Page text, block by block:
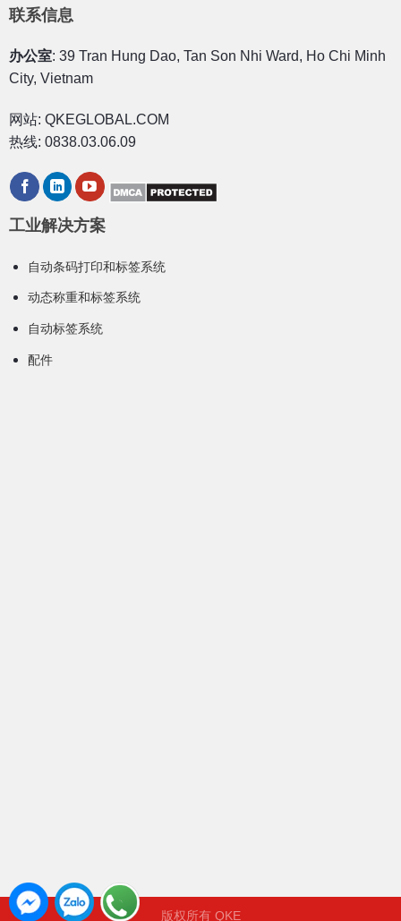
联系信息
办公室: 39 Tran Hung Dao, Tan Son Nhi Ward, Ho Chi Minh
City, Vietnam
网站: QKEGLOBAL.COM
热线: 0838.03.06.09
工业解决方案
自动条码打印和标签系统
动态称重和标签系统
自动标签系统
配件
版权所有 QKE